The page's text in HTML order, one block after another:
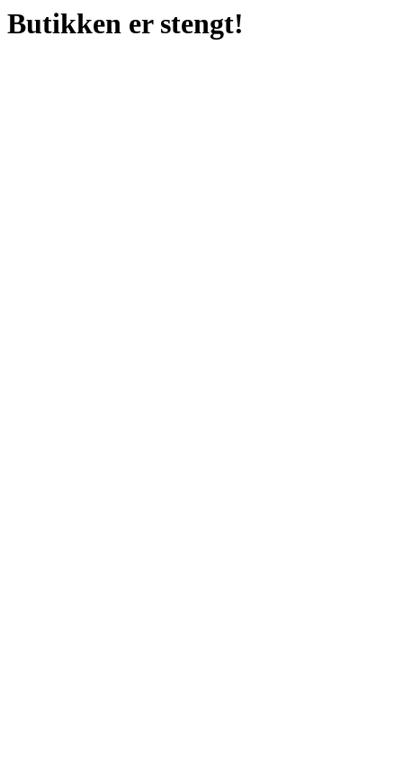
Butikken er stengt!